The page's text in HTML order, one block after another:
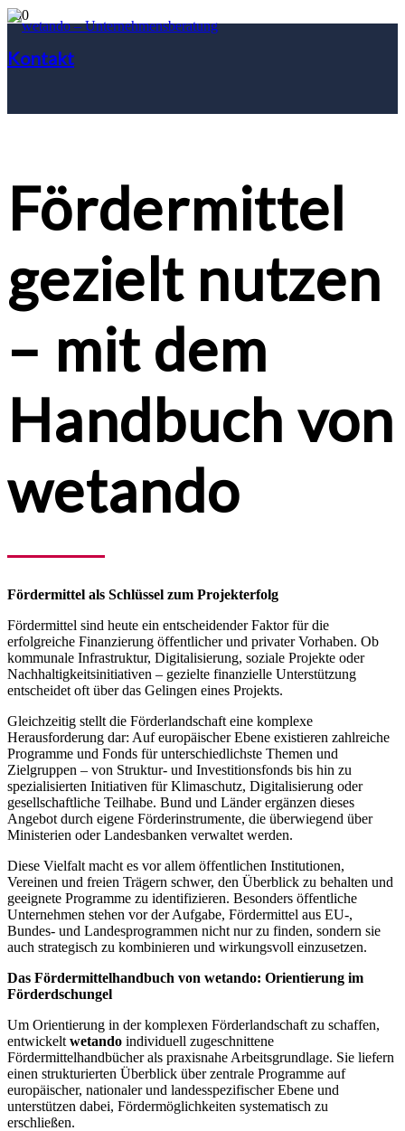
Kontakt
Fördermittel
gezielt nutzen
– mit dem
Handbuch von
wetando
Fördermittel als Schlüssel zum Projekterfolg
Fördermittel sind heute ein entscheidender Faktor für die
erfolgreiche Finanzierung öffentlicher und privater Vorhaben. Ob
kommunale Infrastruktur, Digitalisierung, soziale Projekte oder
Nachhaltigkeitsinitiativen – gezielte finanzielle Unterstützung
entscheidet oft über das Gelingen eines Projekts.
Gleichzeitig stellt die Förderlandschaft eine komplexe
Herausforderung dar: Auf europäischer Ebene existieren zahlreiche
Programme und Fonds für unterschiedlichste Themen und
Zielgruppen – von Struktur- und Investitionsfonds bis hin zu
spezialisierten Initiativen für Klimaschutz, Digitalisierung oder
gesellschaftliche Teilhabe. Bund und Länder ergänzen dieses
Angebot durch eigene Förderinstrumente, die überwiegend über
Ministerien oder Landesbanken verwaltet werden.
Diese Vielfalt macht es vor allem öffentlichen Institutionen,
Vereinen und freien Trägern schwer, den Überblick zu behalten und
geeignete Programme zu identifizieren. Besonders öffentliche
Unternehmen stehen vor der Aufgabe, Fördermittel aus EU-,
Bundes- und Landesprogrammen nicht nur zu finden, sondern sie
auch strategisch zu kombinieren und wirkungsvoll einzusetzen.
Das Fördermittelhandbuch von wetando: Orientierung im
Förderdschungel
Um Orientierung in der komplexen Förderlandschaft zu schaffen,
entwickelt wetando individuell zugeschnittene
Fördermittelhandbücher als praxisnahe Arbeitsgrundlage. Sie liefern
einen strukturierten Überblick über zentrale Programme auf
europäischer, nationaler und landesspezifischer Ebene und
unterstützen dabei, Fördermöglichkeiten systematisch zu
erschließen.